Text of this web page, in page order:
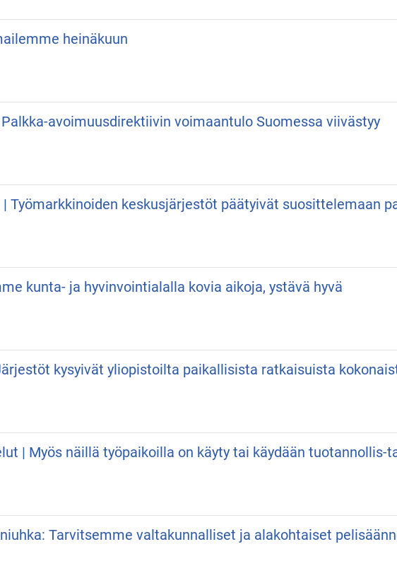
heinäkuun
avoimuusdirektiivin voimaantulo Suomessa viivästyy
| Työmarkkinoiden keskusjärjestöt päätyivät suosittelemaan
kunta- ja hyvinvointialalla kovia aikoja, ystävä hyvä
kysyivät yliopistoilta paikallisista ratkaisuista
| Myös näillä työpaikoilla on käyty tai käydään tuotannollis-
Tarvitsemme valtakunnalliset ja alakohtaiset